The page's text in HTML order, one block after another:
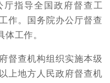
指导全国政府督查工
作。国务院办公厅督查
工作。
查机构组织实施本级
上地方人民政府督查机